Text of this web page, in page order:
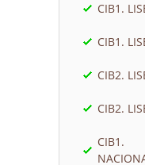
CIB1.
CIB1.
CIB2.
CIB2.
CIB1.